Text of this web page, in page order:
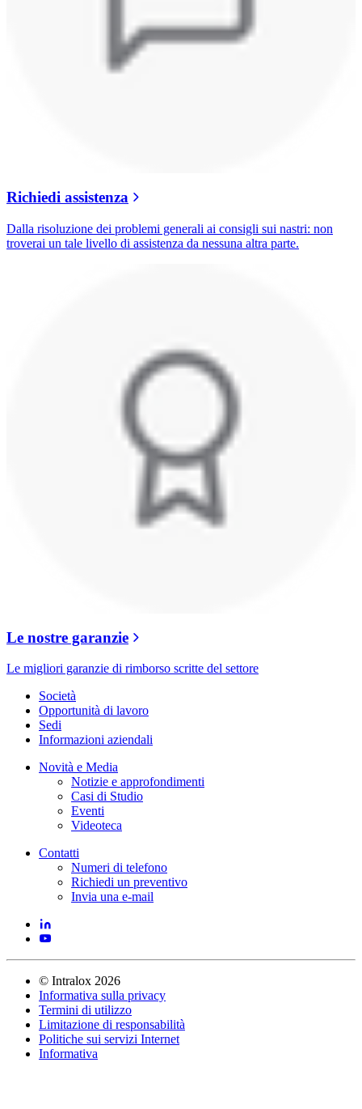
Richiedi assistenza
Dalla risoluzione dei problemi generali ai consigli sui nastri: non
troverai un tale livello di assistenza da nessuna altra parte.
Le nostre garanzie
Le migliori garanzie di rimborso scritte del settore
Società
Opportunità di lavoro
Sedi
Informazioni aziendali
Novità e Media
Notizie e approfondimenti
Casi di Studio
Eventi
Videoteca
Contatti
Numeri di telefono
Richiedi un preventivo
Invia una e-mail
© Intralox 2026
Informativa sulla privacy
Termini di utilizzo
Limitazione di responsabilità
Politiche sui servizi Internet
Informativa